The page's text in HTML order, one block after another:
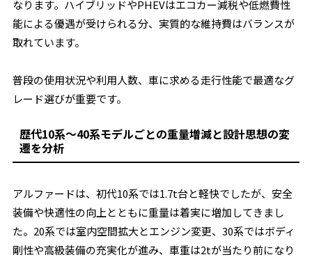
なります。ハイブリッドやPHEVはエコカー減税や低燃費性
能による優遇が受けられる分、実質的な維持費はバランスが
取れています。
普段の使用状況や利用人数、車に求める走行性能で最適なグ
レード選びが重要です。
歴代10系〜40系モデルごとの重量増減と設計思想の変
遷を分析
アルファードは、初代10系では1.7t台と軽快でしたが、安全
装備や快適性の向上とともに重量は着実に増加してきまし
た。20系では室内空間拡大とエンジン変更、30系ではボディ
剛性や高級装備の充実化が進み、車重は2tが当たり前になり